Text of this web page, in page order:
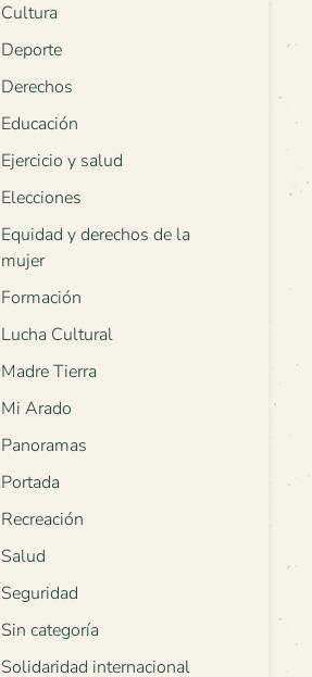
Cultura
Deporte
Derechos
Educación
Ejercicio y salud
Elecciones
Equidad y derechos de la
mujer
Formación
Lucha Cultural
Madre Tierra
Mi Arado
Panoramas
Portada
Recreación
Salud
Seguridad
Sin categoría
Solidaridad internacional